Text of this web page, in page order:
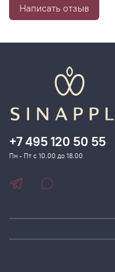
Написать отзыв
+7 495 120 50 55
Пн - Пт с 10.00 до 18.00